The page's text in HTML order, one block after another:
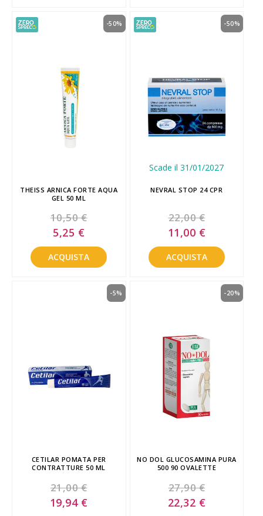
THEISS ARNICA FORTE AQUA
GEL 50 ML
10,50 €
-50%
Special
Price
5,25 €
ACQUISTA
Scade il 31/01/2027
NEVRAL STOP 24 CPR
22,00 €
-50%
Special
Price
11,00 €
ACQUISTA
CETILAR POMATA PER
CONTRATTURE 50 ML
21,00 €
-5%
Special
Price
19,94 €
NO DOL GLUCOSAMINA PURA
500 90 OVALETTE
27,90 €
-20%
Special
Price
22,32 €